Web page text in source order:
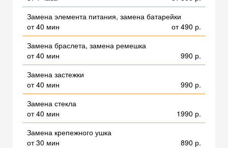
Замена элемента питания, замена батарейки
от 40 мин
от 490 р.
Замена браслета, замена ремешка
от 40 мин
990 р.
Замена застежки
от 40 мин
990 р.
Замена стекла
от 40 мин
1990 р.
Замена крепежного ушка
от 30 мин
890 р.